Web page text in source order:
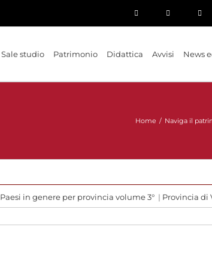
Sale studio Patrimonio Didattica Avvisi News
Home / Naviga il
Paesi in genere per provincia volume 3° | Provincia di